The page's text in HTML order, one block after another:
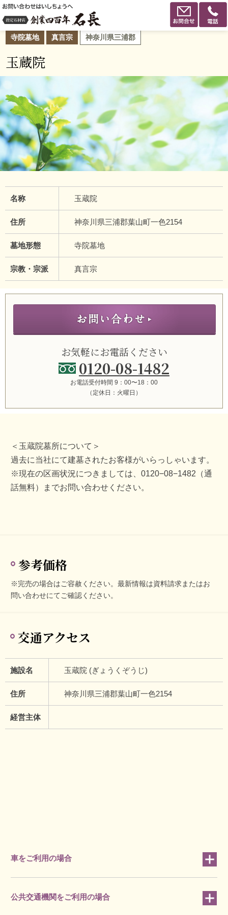
寺院墓地 真言宗 神奈川県三浦郡
玉蔵院
名称 玉蔵院
住所 神奈川県三浦郡葉山町一色2154
墓地形態 寺院墓地
宗教・宗派 真言宗
お気軽にお電話ください
0120-08-1482
お電話受付時間 9：00〜18：00
（定休日：火曜日）
＜玉蔵院墓所について＞
過去に当社にて建墓されたお客様がいらっしゃいます。
※現在の区画状況につきましては、0120−08−1482（通
話無料）までお問い合わせください。
参考価格
※完売の場合はご容赦ください。最新情報は資料請求またはお
問い合わせにてご確認ください。
交通アクセス
施設名 玉蔵院 (ぎょうくぞうじ)
住所 神奈川県三浦郡葉山町一色2154
経営主体
車をご利用の場合
公共交通機関をご利用の場合